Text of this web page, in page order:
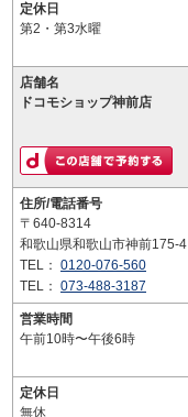
定休日
第2・第3水曜
店舗名
ドコモショップ神前店
住所/電話番号
〒640-8314
和歌山県和歌山市神前175-4
TEL： 0120-076-560
TEL： 073-488-3187
営業時間
午前10時〜午後6時
定休日
無休